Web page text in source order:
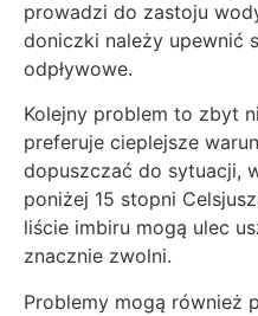
prowadzi do zastoju
doniczki należy upewnić
odpływowe.
Kolejny problem to zbyt
preferuje cieplejsze
dopuszczać do sytuacji,
poniżej 15 stopni
liście imbiru mogą ulec
znacznie zwolni.
Problemy mogą również